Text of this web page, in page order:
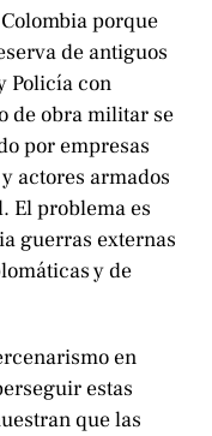
porque
de antiguos
Policía con
de obra militar se
por empresas
actores armados
El problema es
guerras externas
y de
en
estas
que las